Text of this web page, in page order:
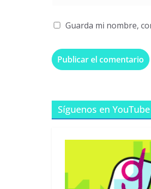
Guarda mi nombre,
Síguenos en YouTube